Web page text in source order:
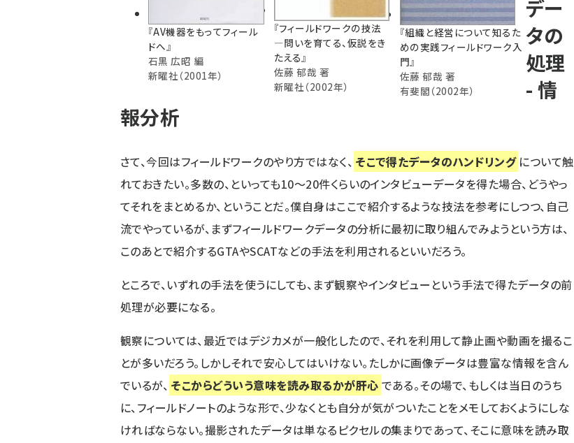
『AV機器をもってフィール
ドへ』
石黒 広昭 編
新曜社（2001年）
『フィールドワークの技法
―問いを育てる、仮説をき
たえる』
佐藤 郁哉 著
新曜社（2002年）
『組織と経営について知るた
めの実践フィールドワーク入
門』
佐藤 郁哉 著
有斐閣（2002年）
デー
タの
処理
- 情
報分析
さて、今回はフィールドワークのやり方ではなく、 そこで得たデータのハンドリング について触
れておきたい。多数の、といっても10～20件くらいのインタビューデータを得た場合、どうやっ
てそれをまとめるか、ということだ。僕自身はここで紹介するような技法を参考にしつつ、自己
流でやっているが、まずフィールドワークデータの分析に最初に取り組んでみようという方は、
このあとで紹介するGTAやSCATなどの手法を利用されるといいだろう。
ところで、いずれの手法を使うにしても、まず観察やインタビューという手法で得たデータの前
処理が必要になる。
観察については、最近ではデジカメが一般化したので、それを利用して静止画や動画を撮るこ
とが多いだろう。しかしそれで安心してはいけない。たしかに画像データは豊富な情報を含ん
でいるが、 そこからどういう意味を読み取るかが肝心 である。その場で、もしくは当日のうち
に、フィールドノートのような形で、少なくとも自分が気がついたことをメモしておくようにしな
ければならない。撮影されたデータは単なるピクセルの集まりであって、そこに意味を読み取